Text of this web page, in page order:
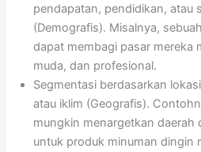
pendapatan, pendidikan, atau
(Demografis). Misalnya,
dapat membagi pasar mereka
muda, dan profesional.
Segmentasi berdasarkan
atau iklim (Geografis).
mungkin menargetkan daerah
untuk produk minuman dingin